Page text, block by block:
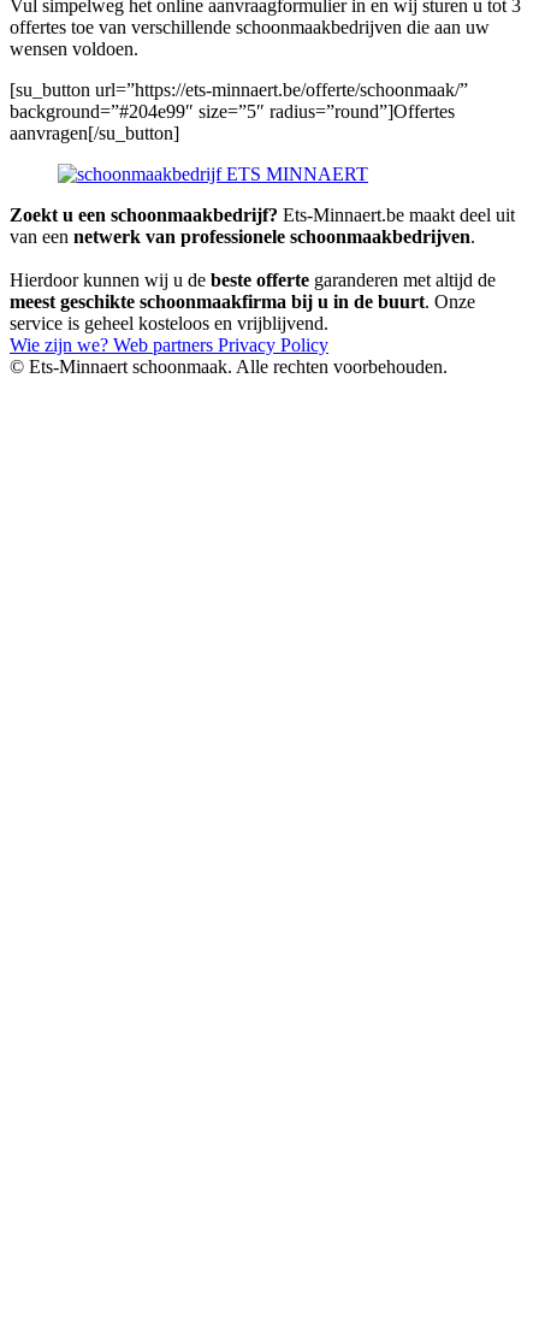
Vul simpelweg het online aanvraagformulier in en wij sturen u tot 3
offertes toe van verschillende schoonmaakbedrijven die aan uw
wensen voldoen.
[su_button url=”https://ets-minnaert.be/offerte/schoonmaak/”
background=”#204e99″ size=”5″ radius=”round”]Offertes
aanvragen[/su_button]
Zoekt u een schoonmaakbedrijf? Ets-Minnaert.be maakt deel uit
van een netwerk van professionele schoonmaakbedrijven.
Hierdoor kunnen wij u de beste offerte garanderen met altijd de
meest geschikte schoonmaakfirma bij u in de buurt. Onze
service is geheel kosteloos en vrijblijvend.
Wie zijn we? Web partners Privacy Policy
© Ets-Minnaert schoonmaak. Alle rechten voorbehouden.